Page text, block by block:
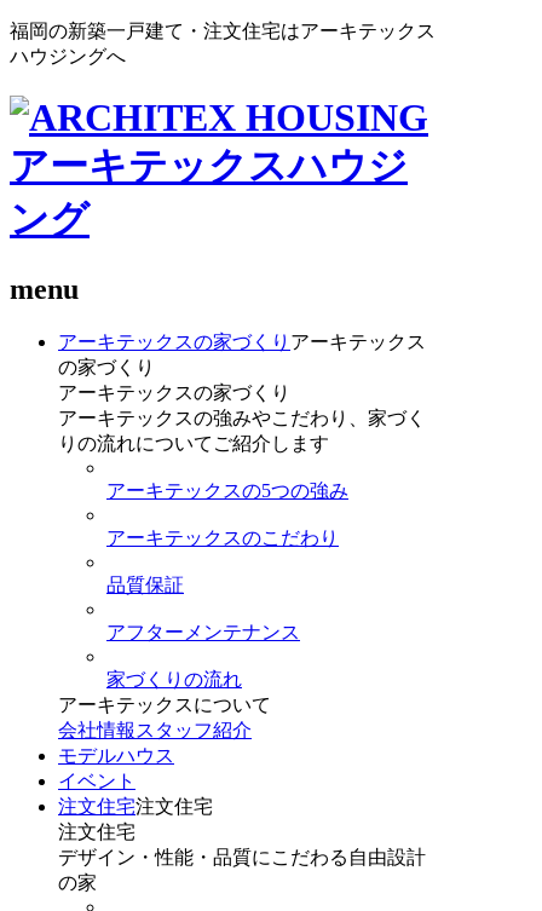
福岡の新築一戸建て・注文住宅はアーキテックス
ハウジングへ
menu
アーキテックスの家づくり アーキテックス
の家づくり
アーキテックスの家づくり
アーキテックスの強みやこだわり、家づく
りの流れについてご紹介します
アーキテックスの5つの強み
アーキテックスのこだわり
品質保証
アフターメンテナンス
家づくりの流れ
アーキテックスについて
会社情報 スタッフ紹介
モデルハウス
イベント
注文住宅注文住宅
注文住宅
デザイン・性能・品質にこだわる自由設計
の家